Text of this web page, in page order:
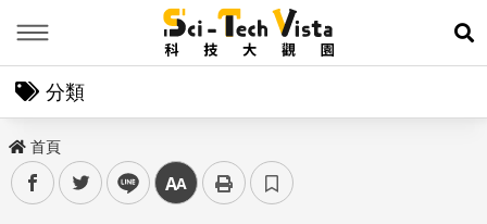
展
分類
首頁
facebooktwitter line 中